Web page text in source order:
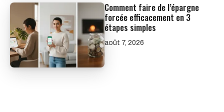
Comment faire de l’épargne
forcée efficacement en 3
étapes simples
août 7, 2026